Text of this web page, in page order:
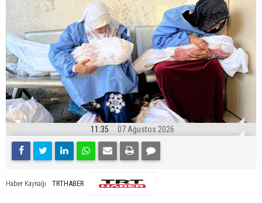
11:35 07 Ağustos 2026
Haber Kaynağı TRTHABER